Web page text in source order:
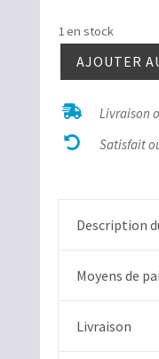
1 en stock
quantité
Hyperstène
oval
AJOUTER
 Livraison
 Satisfait
Description
Moyens de
Livraison